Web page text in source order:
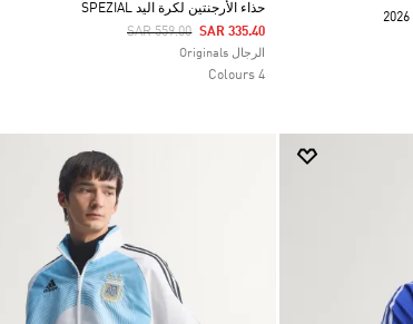
Selected
حذاء الأرجنتين لكرة اليد SPEZIAL
Price Reduced From
SAR 559.00ToSAR 335.40
الرجال Originals
4 Colours